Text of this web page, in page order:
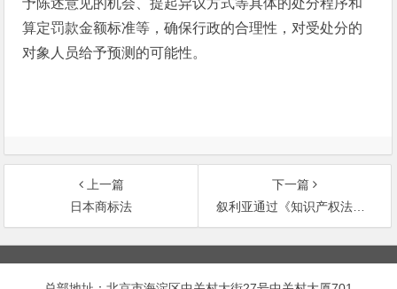
予陈述意见的机会、提起异议方式等具体的处分程序和
算定罚款金额标准等，确保行政的合理性，对受处分的
对象人员给予预测的可能性。
上一篇
日本商标法
下一篇
叙利亚通过《知识产权法（草案）》
文
章